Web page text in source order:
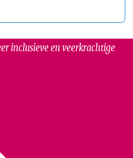
inclusieve en veerkrachtige